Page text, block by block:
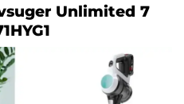
Unlimited 7